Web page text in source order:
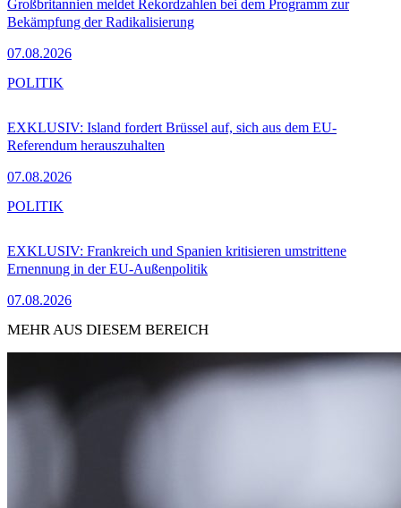
Großbritannien meldet Rekordzahlen bei dem Programm zur
Bekämpfung der Radikalisierung
07.08.2026
EXKLUSIV: Island fordert Brüssel auf, sich aus dem EU-
Referendum herauszuhalten
07.08.2026
POLITIK
EXKLUSIV: Frankreich und Spanien kritisieren umstrittene
Ernennung in der EU-Außenpolitik
07.08.2026
POLITIK
MEHR AUS DIESEM BEREICH